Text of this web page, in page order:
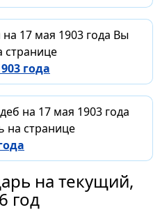
17 мая 1903 года Вы
странице
года
на 17 мая 1903 года
на странице
на текущий,
год